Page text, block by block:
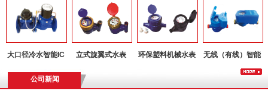
大口径冷水智能IC
立式旋翼式水表 环保塑料机械水表
无线（有线）智能
远传水表
公司新闻